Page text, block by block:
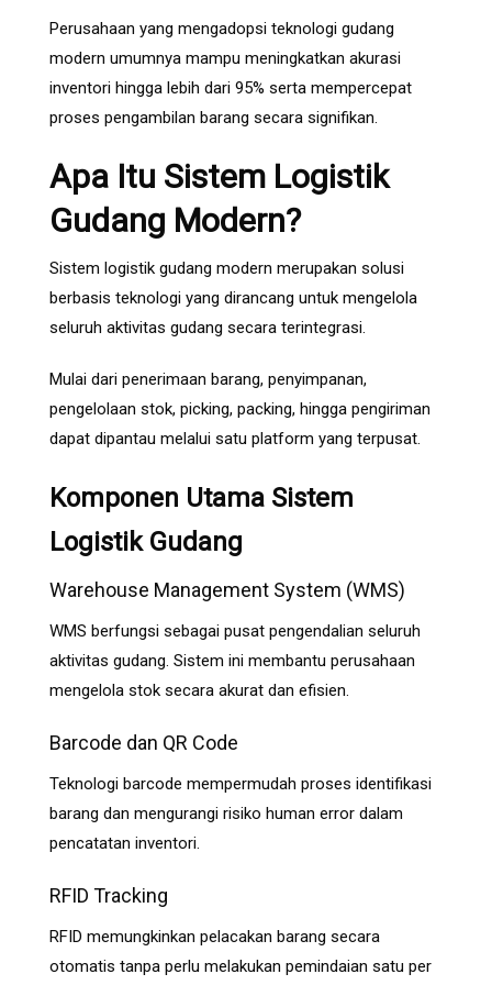
Perusahaan yang mengadopsi teknologi gudang
modern umumnya mampu meningkatkan akurasi
inventori hingga lebih dari 95% serta mempercepat
proses pengambilan barang secara signifikan.
Apa Itu Sistem Logistik
Gudang Modern?
Sistem logistik gudang modern merupakan solusi
berbasis teknologi yang dirancang untuk mengelola
seluruh aktivitas gudang secara terintegrasi.
Mulai dari penerimaan barang, penyimpanan,
pengelolaan stok, picking, packing, hingga pengiriman
dapat dipantau melalui satu platform yang terpusat.
Komponen Utama Sistem
Logistik Gudang
Warehouse Management System (WMS)
WMS berfungsi sebagai pusat pengendalian seluruh
aktivitas gudang. Sistem ini membantu perusahaan
mengelola stok secara akurat dan efisien.
Barcode dan QR Code
Teknologi barcode mempermudah proses identifikasi
barang dan mengurangi risiko human error dalam
pencatatan inventori.
RFID Tracking
RFID memungkinkan pelacakan barang secara
otomatis tanpa perlu melakukan pemindaian satu per